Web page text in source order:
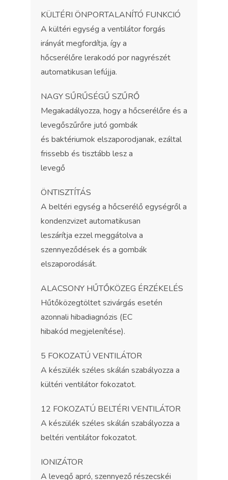
KÜLTÉRI ÖNPORTALANÍTÓ FUNKCIÓ
A kültéri egység a ventilátor forgás
irányát megfordítja, így a
hőcserélőre lerakodó por nagyrészét
automatikusan lefújja.
NAGY SŰRŰSÉGŰ SZŰRŐ
Megakadályozza, hogy a hőcserélőre és a
levegőszűrőre jutó gombák
és baktériumok elszaporodjanak, ezáltal
frissebb és tisztább lesz a
levegő
ÖNTISZTÍTÁS
A beltéri egység a hőcserélő egységről a
kondenzvizet automatikusan
leszárítja ezzel meggátolva a
szennyeződések és a gombák
elszaporodását.
ALACSONY HŰTŐKÖZEG ÉRZÉKELÉS
Hűtőközegtöltet szivárgás esetén
azonnali hibadiagnózis (EC
hibakód megjelenítése).
5 FOKOZATÚ VENTILÁTOR
A készülék széles skálán szabályozza a
kültéri ventilátor fokozatot.
12 FOKOZATÚ BELTÉRI VENTILÁTOR
A készülék széles skálán szabályozza a
beltéri ventilátor fokozatot.
IONIZÁTOR
A levegő apró, szennyező részecskéi